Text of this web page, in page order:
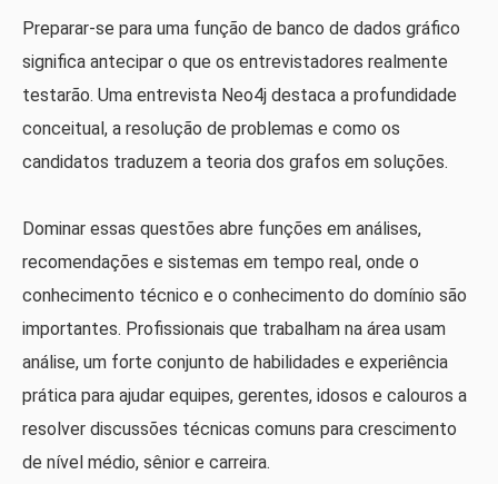
Preparar-se para uma função de banco de dados gráfico
significa antecipar o que os entrevistadores realmente
testarão. Uma entrevista Neo4j destaca a profundidade
conceitual, a resolução de problemas e como os
candidatos traduzem a teoria dos grafos em soluções.
Dominar essas questões abre funções em análises,
recomendações e sistemas em tempo real, onde o
conhecimento técnico e o conhecimento do domínio são
importantes. Profissionais que trabalham na área usam
análise, um forte conjunto de habilidades e experiência
prática para ajudar equipes, gerentes, idosos e calouros a
resolver discussões técnicas comuns para crescimento
de nível médio, sênior e carreira.